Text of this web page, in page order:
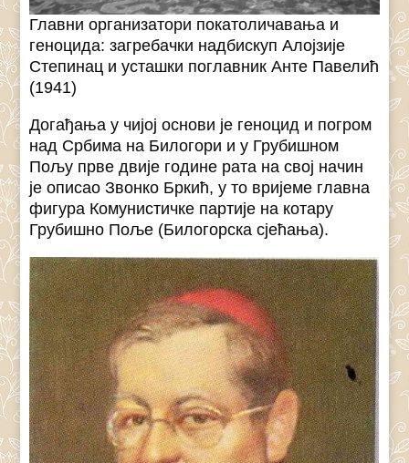
Главни организатори покатоличавања и
геноцида: загребачки надбискуп Алојзије
Степинац и усташки поглавник Анте Павелић
(1941)
Догађања у чијој основи је геноцид и погром
над Србима на Билогори и у Грубишном
Пољу прве двије године рата на свој начин
је описао Звонко Бркић, у то вријеме главна
фигура Комунистичке партије на котару
Грубишно Поље (Билогорска сјећања).